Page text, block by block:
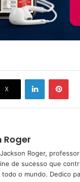
X
Linkedin
Roger
Roger,
de sucesso que
todo o mundo. Dedico